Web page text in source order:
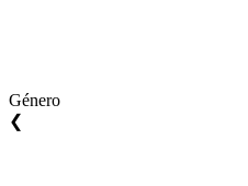
Género
❮